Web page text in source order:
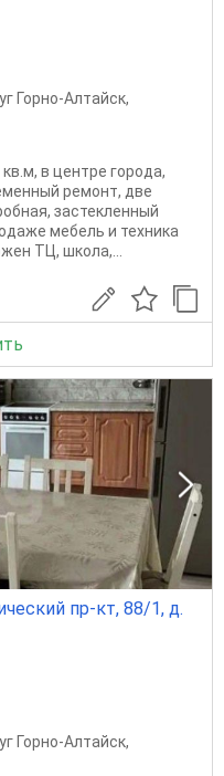
Горно-Алтайск,
в центре города,
ремонт, две
застекленный
мебель и техника
ТЦ, школа,...
пр-кт, 88/1, д.
Горно-Алтайск,